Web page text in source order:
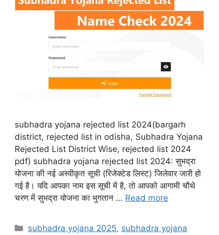
subhadra yojana rejected list 2024(bargarh
district, rejected list in odisha, Subhadra Yojana
Rejected List District Wise, rejected list 2024
pdf) subhadra yojana rejected list 2024: सुभद्रा
योजना की नई अस्वीकृत सूची (रिजेक्टेड लिस्ट) जिलेवार जारी हो
गई है। यदि आपका नाम इस सूची में है, तो आपको आगामी चौथे
चरण में सुभद्रा योजना का भुगतान … Read more
Categories
subhadra yojana 2025, subhadra yojana